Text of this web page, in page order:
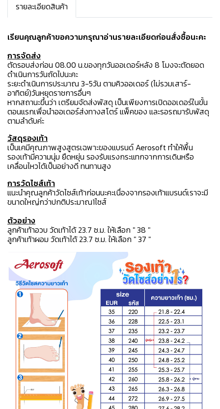
รายละเอียดสินค้า
เรียนคุณลูกค้าขอความกรุณาอ่านรายละเอียดก่อนสั่งซื้อนะคะ️
การจัดส่ง
ตัดรอบส่งก่อน 08.00 น.ของทุกวันออเดอร์หลัง 8 โมงจะตัดยอด
ดำเนินการวันถัดไปนะคะ
ระยะดำเนินการประมาณ 3-5วัน ตามคิวออเดอร์ (ไม่รวมเสาร์-
อาทิตย์)วันหยุดราชการอื่นๆ
หากสถานะขึ้นว่า เตรียมจัดส่งพัสดุ เป็นเพียงการเปิดออเดอร์ในขั้น
ตอนแรกเพื่อนำออเดอร์ส่งทางสโตร์ แพ็คของ และรอรถมารับพัสดุ
ตามลำดับค่ะ
วัสดุรองเท้า
เป็นเคมีคุณภาพสูงสูตรเฉพาะของแบรนด์ Aerosoft ทำให้พื้น
รองเท้ามีความนุ่ม ยืดหยุ่น รองรับแรงกระแทกจากการเดินหรือ
เคลื่อนไหวได้เป็นอย่างดี ทนทานสูง
การวัดไซส์เท้า
แนะนำคุณลูกค้าวัดไซส์เท้าก่อนนะคะเนื่องจากรองเท้าแบรนด์เราจะมี
ขนาดใหญ่กว่าปกติประมาณ1ไซส์
ตัวอย่าง
ลูกค้าเท้าอวบ วัดเท้าได้ 23.7 ซ.ม. ให้เลือก " 38 "
ลูกค้าเท้าผอม วัดเท้าได้ 23.7 ซ.ม. ให้เลือก " 37 "